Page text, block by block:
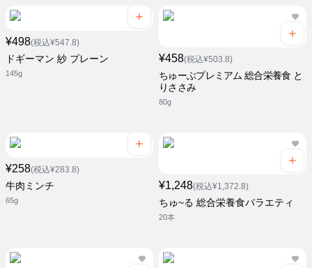
¥498(税込¥547.8)
ドギーマン 紗 プレーン
145g
¥458(税込¥503.8)
ちゅーぶプレミアム 総合栄養食 と
りささみ
80g
¥258(税込¥283.8)
牛肉ミンチ
65g
¥1,248(税込¥1,372.8)
ちゅ~る 総合栄養食バラエティ
20本